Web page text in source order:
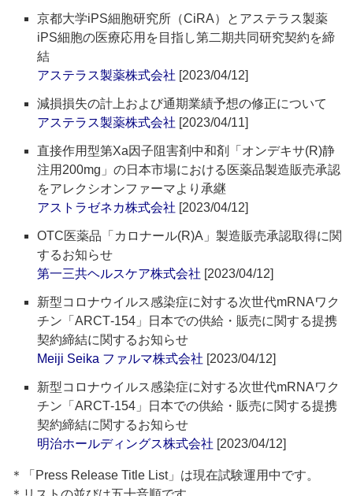
京都大学iPS細胞研究所（CiRA）とアステラス製薬
iPS細胞の医療応用を目指し第二期共同研究契約を締
結
アステラス製薬株式会社 [2023/04/12]
減損損失の計上および通期業績予想の修正について
アステラス製薬株式会社 [2023/04/11]
直接作用型第Xa因子阻害剤中和剤「オンデキサ(R)静
注用200mg」の日本市場における医薬品製造販売承認
をアレクシオンファーマより承継
アストラゼネカ株式会社 [2023/04/12]
OTC医薬品「カロナール(R)A」製造販売承認取得に関
するお知らせ
第一三共ヘルスケア株式会社 [2023/04/12]
新型コロナウイルス感染症に対する次世代mRNAワク
チン「ARCT‐154」日本での供給・販売に関する提携
契約締結に関するお知らせ
Meiji Seika ファルマ株式会社 [2023/04/12]
新型コロナウイルス感染症に対する次世代mRNAワク
チン「ARCT‐154」日本での供給・販売に関する提携
契約締結に関するお知らせ
明治ホールディングス株式会社 [2023/04/12]
＊「Press Release Title List」は現在試験運用中です。